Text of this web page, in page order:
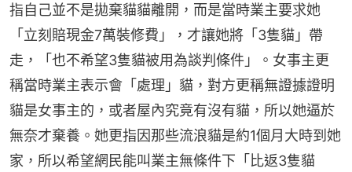
指自己並不是拋棄貓貓離開，而是當時業主要求她
「立刻賠現金7萬裝修費」，才讓她將「3隻貓」帶
走，「也不希望3隻貓被用為談判條件」。女事主更
稱當時業主表示會「處理」貓，對方更稱無證據證明
貓是女事主的，或者屋內究竟有沒有貓，所以她逼於
無奈才棄養。她更指因那些流浪貓是約1個月大時到她
家，所以希望網民能叫業主無條件下「比返3隻貓